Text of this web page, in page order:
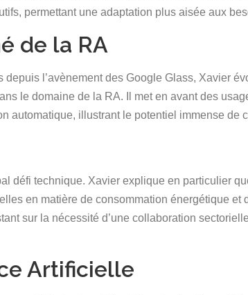
permettant une adaptation plus aisée aux
de la RA
l’avènement des Google Glass, Xavier
le domaine de la RA. Il met en avant des
automatique, illustrant le potentiel immense de
défi technique. Xavier explique en particulier
en matière de consommation énergétique et
sur la nécessité d’une collaboration
Artificielle